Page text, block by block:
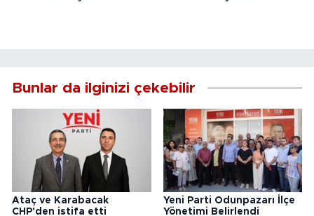
Bunlar da ilginizi çekebilir
Ataç ve Karabacak
CHP'den istifa etti
Yeni Parti Odunpazarı İlçe
Yönetimi Belirlendi